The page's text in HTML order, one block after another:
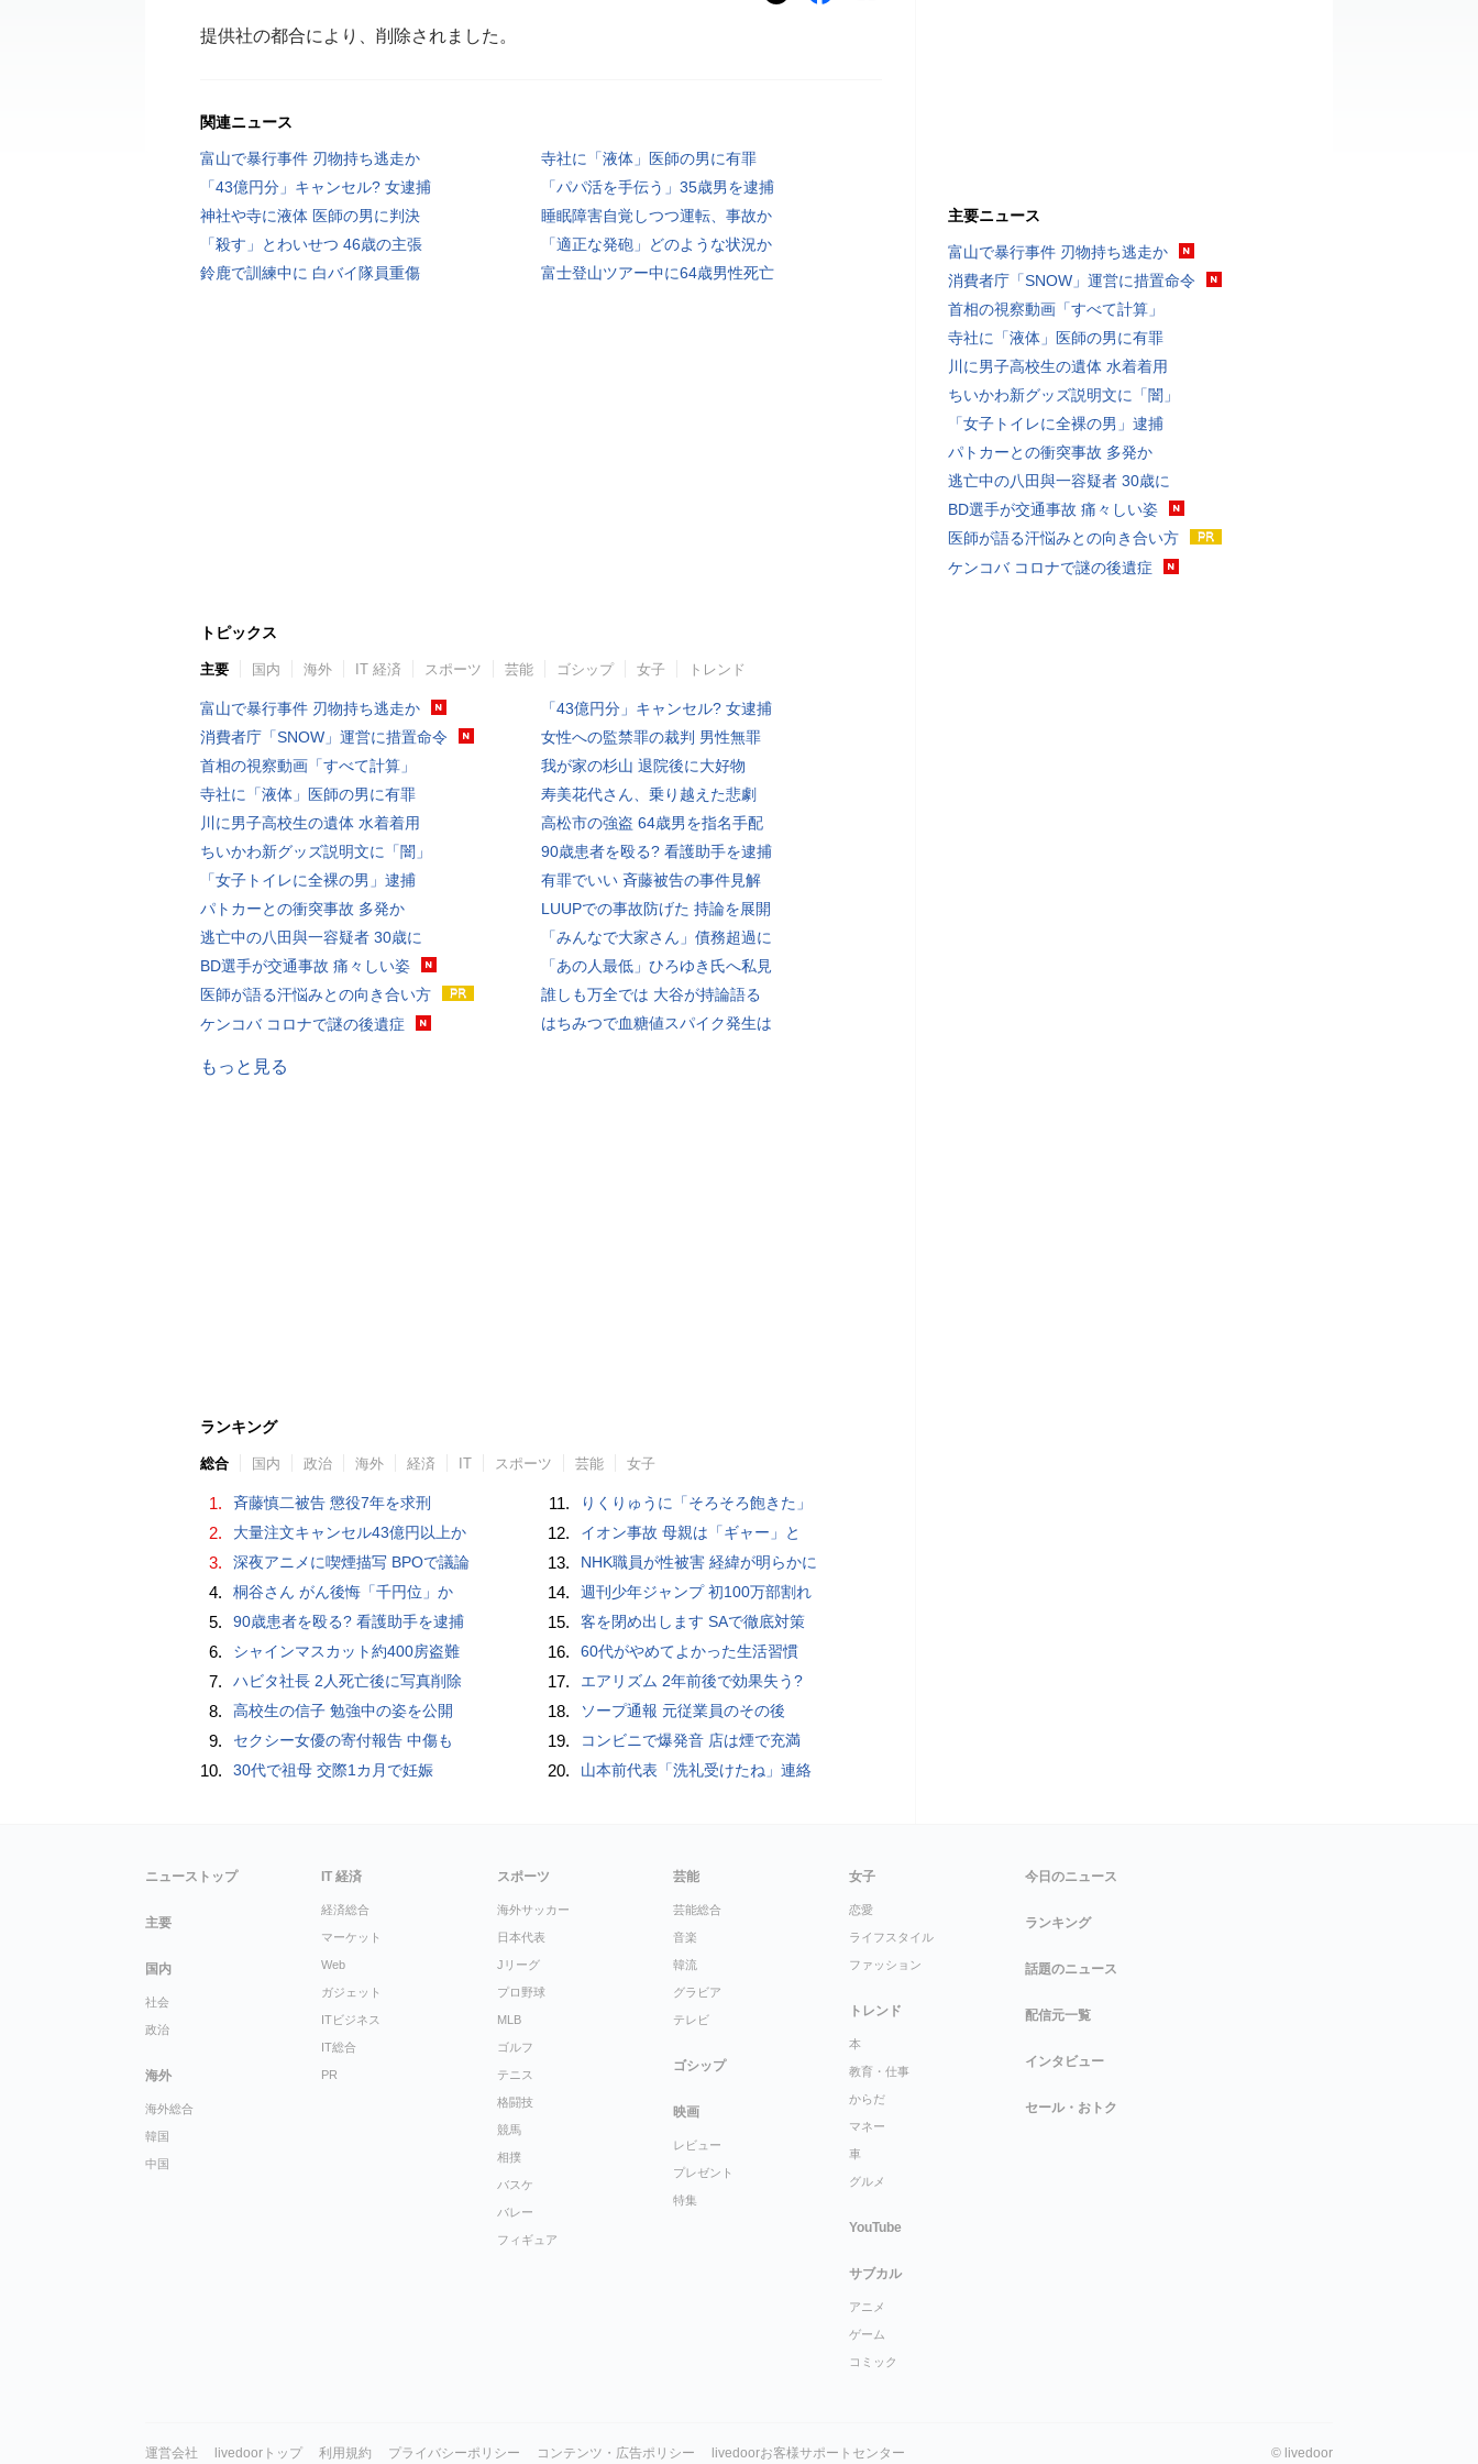
提供社の都合により、削除されました。
関連ニュース
富山で暴行事件 刃物持ち逃走か
寺社に「液体」医師の男に有罪
「43億円分」キャンセル? 女逮捕
「パパ活を手伝う」35歳男を逮捕
神社や寺に液体 医師の男に判決
睡眠障害自覚しつつ運転、事故か
「殺す」とわいせつ 46歳の主張
「適正な発砲」どのような状況か
鈴鹿で訓練中に 白バイ隊員重傷
富士登山ツアー中に64歳男性死亡
トピックス
主要 国内 海外 IT 経済 スポーツ 芸能 ゴシップ 女子 トレンド
富山で暴行事件 刃物持ち逃走か
消費者庁「SNOW」運営に措置命令
首相の視察動画「すべて計算」
寺社に「液体」医師の男に有罪
川に男子高校生の遺体 水着着用
ちいかわ新グッズ説明文に「闇」
「女子トイレに全裸の男」逮捕
パトカーとの衝突事故 多発か
逃亡中の八田與一容疑者 30歳に
BD選手が交通事故 痛々しい姿
医師が語る汗悩みとの向き合い方
ケンコバ コロナで謎の後遺症
「43億円分」キャンセル? 女逮捕
女性への監禁罪の裁判 男性無罪
我が家の杉山 退院後に大好物
寿美花代さん、乗り越えた悲劇
高松市の強盗 64歳男を指名手配
90歳患者を殴る? 看護助手を逮捕
有罪でいい 斉藤被告の事件見解
LUUPでの事故防げた 持論を展開
「みんなで大家さん」債務超過に
「あの人最低」ひろゆき氏へ私見
誰しも万全では 大谷が持論語る
はちみつで血糖値スパイク発生は
もっと見る
ランキング
総合 国内 政治 海外 経済 IT スポーツ 芸能 女子
1. 斉藤慎二被告 懲役7年を求刑
2. 大量注文キャンセル43億円以上か
3. 深夜アニメに喫煙描写 BPOで議論
4. 桐谷さん がん後悔「千円位」か
5. 90歳患者を殴る? 看護助手を逮捕
6. シャインマスカット約400房盗難
7. ハビタ社長 2人死亡後に写真削除
8. 高校生の信子 勉強中の姿を公開
9. セクシー女優の寄付報告 中傷も
10. 30代で祖母 交際1カ月で妊娠
11. りくりゅうに「そろそろ飽きた」
12. イオン事故 母親は「ギャー」と
13. NHK職員が性被害 経緯が明らかに
14. 週刊少年ジャンプ 初100万部割れ
15. 客を閉め出します SAで徹底対策
16. 60代がやめてよかった生活習慣
17. エアリズム 2年前後で効果失う?
18. ソープ通報 元従業員のその後
19. コンビニで爆発音 店は煙で充満
20. 山本前代表「洗礼受けたね」連絡
主要ニュース
富山で暴行事件 刃物持ち逃走か
消費者庁「SNOW」運営に措置命令
首相の視察動画「すべて計算」
寺社に「液体」医師の男に有罪
川に男子高校生の遺体 水着着用
ちいかわ新グッズ説明文に「闇」
「女子トイレに全裸の男」逮捕
パトカーとの衝突事故 多発か
逃亡中の八田與一容疑者 30歳に
BD選手が交通事故 痛々しい姿
医師が語る汗悩みとの向き合い方
ケンコバ コロナで謎の後遺症
ニューストップ
主要
国内
社会
政治
海外
海外総合
韓国
中国
IT 経済
経済総合
マーケット
Web
ガジェット
ITビジネス
IT総合
PR
スポーツ
海外サッカー
日本代表
Jリーグ
プロ野球
MLB
ゴルフ
テニス
格闘技
競馬
相撲
バスケ
バレー
フィギュア
芸能
芸能総合
音楽
韓流
グラビア
テレビ
ゴシップ
映画
レビュー
プレゼント
特集
女子
恋愛
ライフスタイル
ファッション
トレンド
本
教育・仕事
からだ
マネー
車
グルメ
YouTube
サブカル
アニメ
ゲーム
コミック
今日のニュース
ランキング
話題のニュース
配信元一覧
インタビュー
セール・おトク
運営会社 livedoorトップ 利用規約 プライバシーポリシー コンテンツ・広告ポリシー livedoorお客様サポートセンター © livedoor